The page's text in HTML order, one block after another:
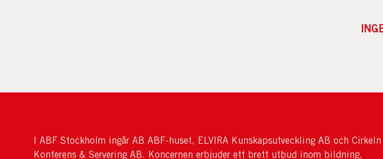
I ABF Stockholm ingår AB ABF-huset, ELVIRA Kunskapsutveckling AB och Cirkeln
Konferens & Servering AB. Koncernen erbjuder ett brett utbud inom bildning,